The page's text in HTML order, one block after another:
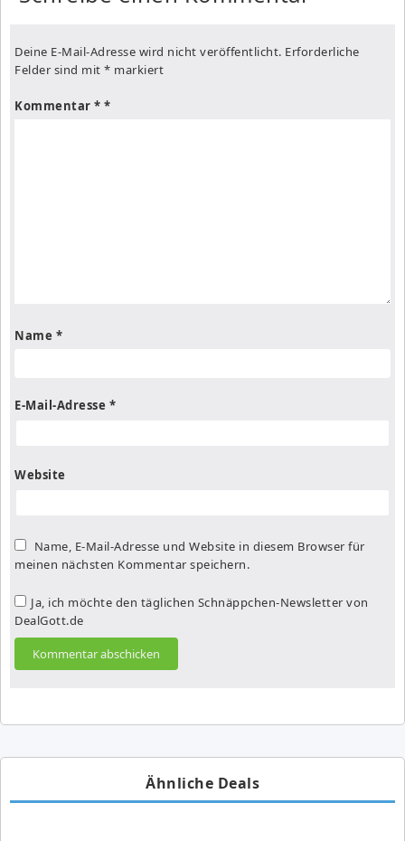
Deine E-Mail-Adresse wird nicht veröffentlicht. Erforderliche
Felder sind mit * markiert
Kommentar *
Name *
E-Mail-Adresse *
Website
Name, E-Mail-Adresse und Website in diesem Browser für
meinen nächsten Kommentar speichern.
Ja, ich möchte den täglichen Schnäppchen-Newsletter von
DealGott.de
Ähnliche Deals